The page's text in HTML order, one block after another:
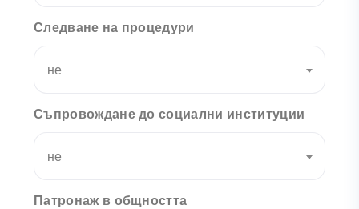
Следване на процедури
не
Съпровождане до социални институции
не
Патронаж в общността